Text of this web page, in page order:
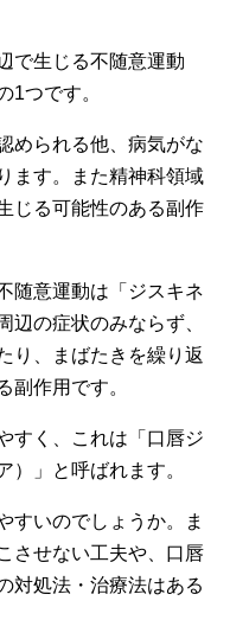
で生じる不随意運動
1つです。
められる他、病気がな
ます。また精神科領域
じる可能性のある副作
随意運動は「ジスキネ
辺の症状のみならず、
り、まばたきを繰り返
副作用です。
すく、これは「口唇ジ
）」と呼ばれます。
すいのでしょうか。ま
させない工夫や、口唇
対処法・治療法はある